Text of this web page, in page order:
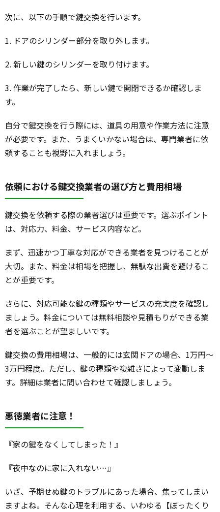
次に、以下の手順で鍵交換を行います。
1. ドアのシリンダー部分を取り外します。
2. 新しい鍵のシリンダーを取り付けます。
3. 作業が完了したら、新しい鍵で開閉できるか確認しま
す。
自分で鍵交換を行う際には、道具の用意や作業方法に注意
が必要です。また、うまくいかない場合は、専門業者に依
頼することも視野に入れましょう。
依頼における鍵交換業者の選び方と費用相場
鍵交換を依頼する際の業者選びは重要です。選ぶポイント
は、対応力、料金、サービス内容など。
まず、迅速かつ丁寧な対応ができる業者を見つけることが
大切。また、料金は相場を把握し、無駄な出費を避けるこ
とが重要です。
さらに、対応可能な鍵の種類やサービスの充実度を確認し
ましょう。料金については無料相談や見積もりができる業
者を選ぶことが望ましいです。
鍵交換の費用相場は、一般的には玄関ドアの場合、1万円～
3万円程度。ただし、鍵の種類や複雑さによって変動しま
す。詳細は業者に問い合わせて確認しましょう。
悪徳業者に注意！
『家の鍵をなくしてしまった！』
『夜中なのに家に入れない…』
いざ、予期せぬ鍵のトラブルにあった場合、焦ってしまい
ますよね。そんな心理を利用する、いわゆる【ぼったくり